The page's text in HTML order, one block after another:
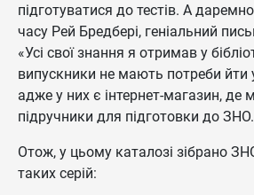
підготуватися до тестів. А
часу Рей Бредбері, геніальний
«Усі свої знання я отримав у
випускники не мають потреби йти
адже у них є інтернет-магазин, де
підручники для підготовки до ЗНО.
Отож, у цьому каталозі зібрано
таких серій: